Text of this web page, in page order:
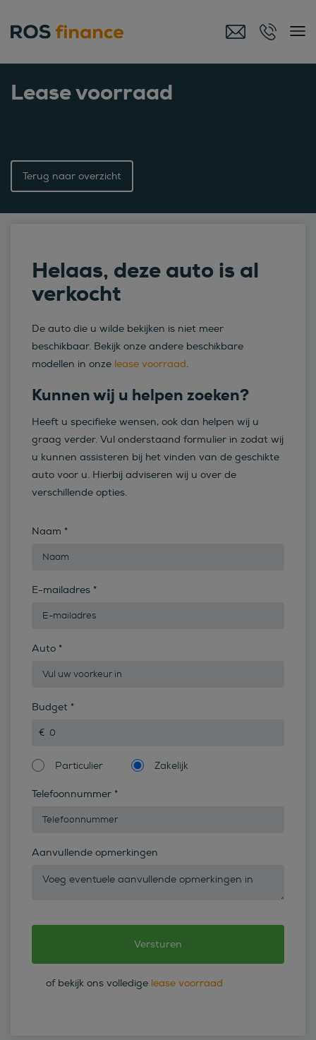
Lease voorraad
Terug naar overzicht
Helaas, deze auto is al
verkocht
De auto die u wilde bekijken is niet meer
beschikbaar. Bekijk onze andere beschikbare
modellen in onze lease voorraad.
Kunnen wij u helpen zoeken?
Heeft u specifieke wensen, ook dan helpen wij u
graag verder. Vul onderstaand formulier in zodat wij
u kunnen assisteren bij het vinden van de geschikte
auto voor u. Hierbij adviseren wij u over de
verschillende opties.
Naam *
E-mailadres *
Auto *
Budget *
Particulier Zakelijk
Telefoonnummer *
Aanvullende opmerkingen
of bekijk ons volledige lease voorraad